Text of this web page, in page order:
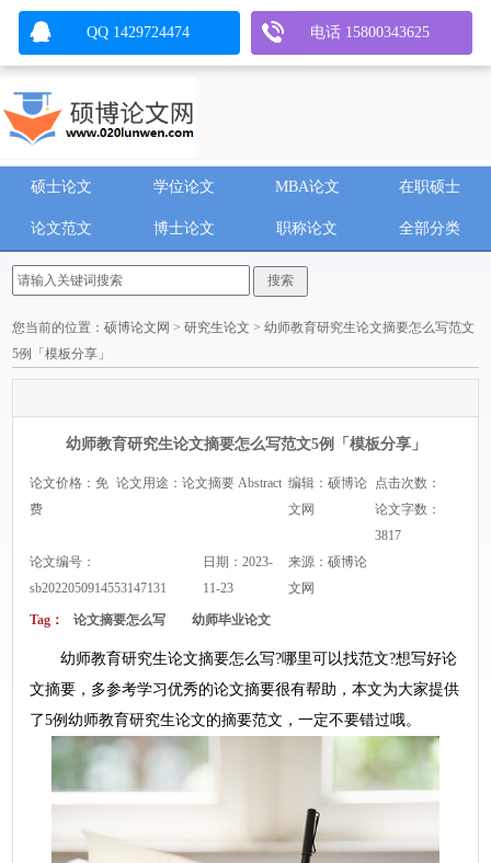
硕士论文 学位论文 MBA论文 在职硕士
论文范文 博士论文 职称论文 全部分类
您当前的位置：硕博论文网 >研究生论文 > 幼师教育研究生论文摘要怎么写范文
5例「模板分享」
幼师教育研究生论文摘要怎么写范文5例「模板分享」
论文价格：免
费
论文用途：论文摘要 Abstract 编辑：硕博论
文网
点击次数：
论文字数：
3817
论文编号：
sb2022050914553147131
日期：2023-
11-23
来源：硕博论
文网
Tag： 论文摘要怎么写 幼师毕业论文
幼师教育研究生论文摘要怎么写?哪里可以找范文?想写好论
文摘要，多参考学习优秀的论文摘要很有帮助，本文为大家提供
了5例幼师教育研究生论文的摘要范文，一定不要错过哦。
QQ 1429724474 电话 15800343625